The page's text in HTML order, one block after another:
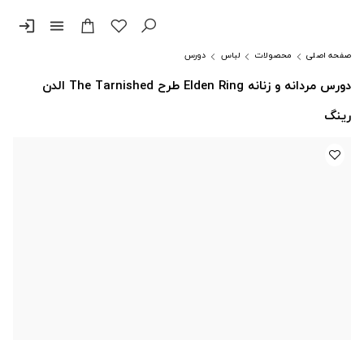
menu
login
صفحه اصلی محصولات لباس دورس
دورس مردانه و زنانه Elden Ring طرح The Tarnished الدن
رینگ